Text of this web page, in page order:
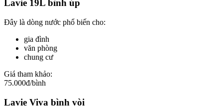
Lavie 19L bình úp
Đây là dòng nước phổ biến cho:
gia đình
văn phòng
chung cư
Giá tham khảo:
75.000đ/bình
Lavie Viva bình vòi